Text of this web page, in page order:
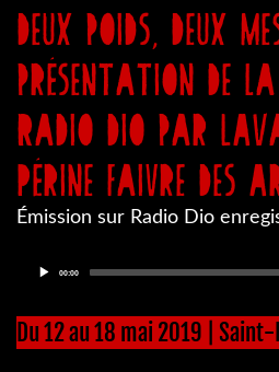
Deux poids, deux
présentation de la
Radio Dio par
Périne Faivre des
Émission sur Radio Dio
Current
time
00:00
Du 12 au 18 mai 2019 |